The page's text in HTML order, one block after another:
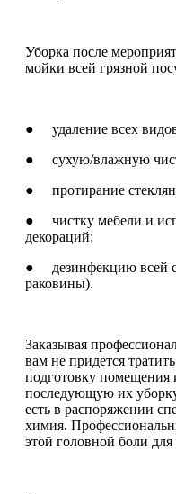
Уборка после
мойки всей грязной
● удаление всех видов
● сухую/влажную
● протирание
● чистку мебели и
декораций;
● дезинфекцию всей
раковины).
Заказывая
вам не придется
подготовку помещения
последующую их
есть в распоряжении
химия.
этой головной боли